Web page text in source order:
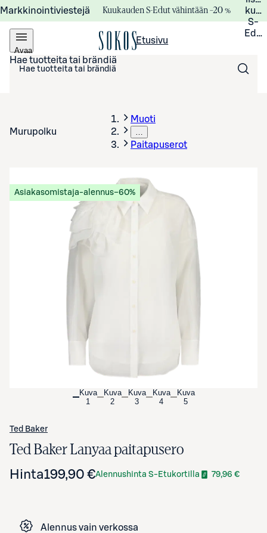
Markkinointiviestejä Kuukauden S-Edut vähintään –20 %
S-
Avaa
valikko
Etusivu
Hae tuotteita tai brändiä
Murupolku
Muoti
…
Paitapuserot
Asiakasomistaja-alennus−60%
Kuva
1
Kuva
2
Kuva
3
Kuva
4
Kuva
5
Ted Baker
Ted Baker Lanyaa paitapusero
Hinta199,90 €Alennushinta S-Etukortilla 79,96 €
Alennus vain verkossa